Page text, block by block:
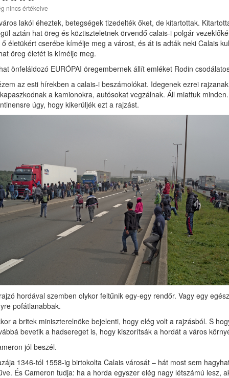
nincs értékelve
lakói éheztek, betegségek tizedelték őket, de kitartottak.
aztán hat öreg és köztiszteletnek örvendő calais-i polgár
ő életükért cserébe kímélje meg a várost, és át is adták neki Calais
öreg életét is kímélje meg.
önfeláldozó EURÓPAI öregembernek állít emléket Rodin
az esti hírekben a calais-i beszámolókat. Idegenek ezrei
a kamionokra, autó­sokat vegzálnak. Áll miattuk
úgy, hogy kikerüljék ezt a rajzást.
hordával szemben olykor feltűnik egy-egy rendőr. Vagy egy
pofátlanabbak.
a britek miniszterelnöke bejelenti, hogy elég volt a rajzásból. S
bevetik a hadsereget is, hogy kiszorítsák a hordát a város
jól beszél.
1346-tól 1558-ig birtokolta Calais városát – hát most sem
És Cameron tudja: ha a horda egyszer elég nagy létszámú lesz,